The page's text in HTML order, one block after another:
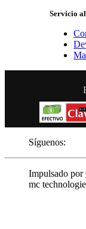
Servicio
Síguenos:
Impulsado por
mc